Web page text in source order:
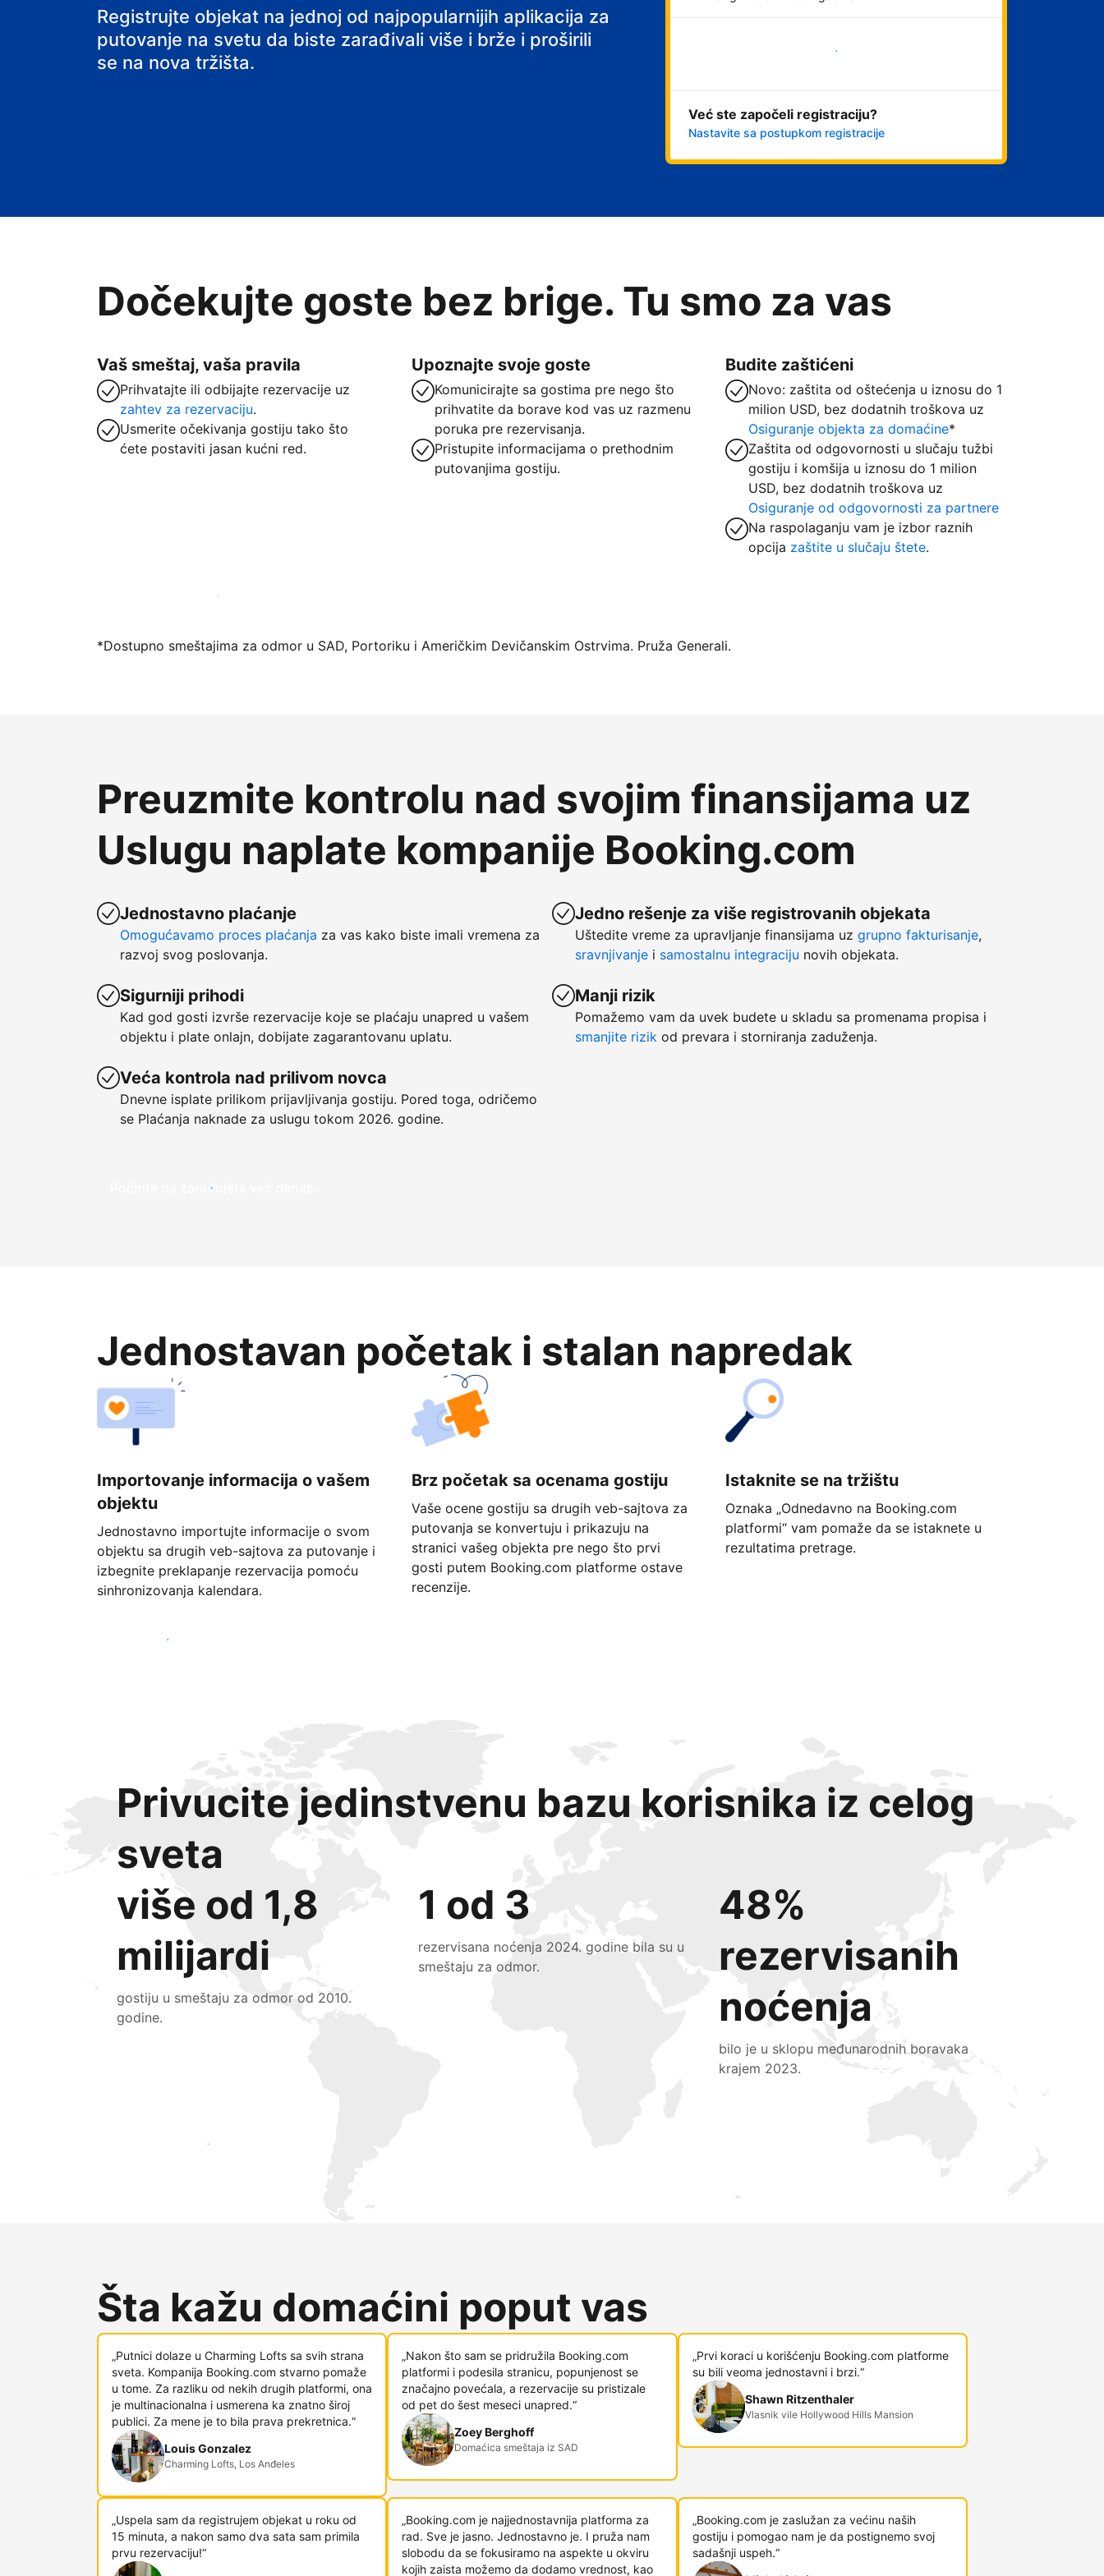
hostel
Registrujte objekat na jednoj od najpopularnijih aplikacija za
putovanje na svetu da biste zarađivali više i brže i proširili
se na nova tržišta.
Počnite odmah
Već ste započeli registraciju?
Nastavite sa postupkom registracije
Dočekujte goste bez brige. Tu smo za vas
Vaš smeštaj, vaša pravila
Prihvatajte ili odbijajte rezervacije uz
zahtev za rezervaciju.
Usmerite očekivanja gostiju tako što
ćete postaviti jasan kućni red.
Upoznajte svoje goste
Komunicirajte sa gostima pre nego što
prihvatite da borave kod vas uz razmenu
poruka pre rezervisanja.
Pristupite informacijama o prethodnim
putovanjima gostiju.
Budite zaštićeni
Novo: zaštita od oštećenja u iznosu do 1
milion USD, bez dodatnih troškova uz
Osiguranje objekta za domaćine*
Zaštita od odgovornosti u slučaju tužbi
gostiju i komšija u iznosu do 1 milion
USD, bez dodatnih troškova uz
Osiguranje od odgovornosti za partnere
Na raspolaganju vam je izbor raznih
opcija zaštite u slučaju štete.
Registrujte svoj objekat već danas
*Dostupno smeštajima za odmor u SAD, Portoriku i Američkim Devičanskim Ostrvima. Pruža Generali.
Preuzmite kontrolu nad svojim finansijama uz
Uslugu naplate kompanije Booking.com
Jednostavno plaćanje
Omogućavamo proces plaćanja za vas kako biste imali vremena za
razvoj svog poslovanja.
Sigurniji prihodi
Kad god gosti izvrše rezervacije koje se plaćaju unapred u vašem
objektu i plate onlajn, dobijate zagarantovanu uplatu.
Veća kontrola nad prilivom novca
Dnevne isplate prilikom prijavljivanja gostiju. Pored toga, odričemo
se Plaćanja naknade za uslugu tokom 2026. godine.
Jedno rešenje za više registrovanih objekata
Uštedite vreme za upravljanje finansijama uz grupno fakturisanje,
sravnjivanje i samostalnu integraciju novih objekata.
Manji rizik
Pomažemo vam da uvek budete u skladu sa promenama propisa i
smanjite rizik od prevara i storniranja zaduženja.
Počnite da zarađujete već danas
Jednostavan početak i stalan napredak
Importovanje informacija o vašem
objektu
Jednostavno importujte informacije o svom
objektu sa drugih veb-sajtova za putovanje i
izbegnite preklapanje rezervacija pomoću
sinhronizovanja kalendara.
Brz početak sa ocenama gostiju
Vaše ocene gostiju sa drugih veb-sajtova za
putovanja se konvertuju i prikazuju na
stranici vašeg objekta pre nego što prvi
gosti putem Booking.com platforme ostave
recenzije.
Istaknite se na tržištu
Oznaka „Odnedavno na Booking.com
platformi“ vam pomaže da se istaknete u
rezultatima pretrage.
Počnite već danas
Privucite jedinstvenu bazu korisnika iz celog
sveta
više od 1,8
milijardi
gostiju u smeštaju za odmor od 2010.
godine.
1 od 3
rezervisana noćenja 2024. godine bila su u
smeštaju za odmor.
48%
rezervisanih
noćenja
bilo je u sklopu međunarodnih boravaka
krajem 2023.
Privucite nove goste već danas
Šta kažu domaćini poput vas
„Putnici dolaze u Charming Lofts sa svih strana
sveta. Kompanija Booking.com stvarno pomaže
u tome. Za razliku od nekih drugih platformi, ona
je multinacionalna i usmerena ka znatno široj
publici. Za mene je to bila prava prekretnica.“
Louis Gonzalez
Charming Lofts, Los Anđeles
„Nakon što sam se pridružila Booking.com
platformi i podesila stranicu, popunjenost se
značajno povećala, a rezervacije su pristizale
od pet do šest meseci unapred.“
Zoey Berghoff
Domaćica smeštaja iz SAD
„Prvi koraci u korišćenju Booking.com platforme
su bili veoma jednostavni i brzi.“
Shawn Ritzenthaler
Vlasnik vile Hollywood Hills Mansion
„Uspela sam da registrujem objekat u roku od
15 minuta, a nakon samo dva sata sam primila
prvu rezervaciju!“
„Booking.com je najjednostavnija platforma za
rad. Sve je jasno. Jednostavno je. I pruža nam
slobodu da se fokusiramo na aspekte u okviru
kojih zaista možemo da dodamo vrednost, kao
„Booking.com je zaslužan za većinu naših
gostiju i pomogao nam je da postignemo svoj
sadašnji uspeh.“